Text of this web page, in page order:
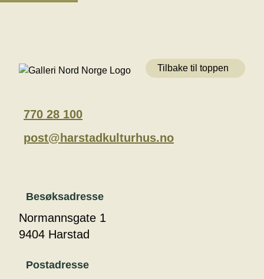
Tilbake til toppen
770 28 100
post@harstadkulturhus.no
Besøksadresse
Normannsgate 1
9404 Harstad
Postadresse